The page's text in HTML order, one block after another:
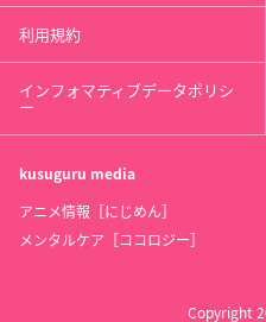
利用規約
インフォマティブデータポリシ
ー
kusuguru media
アニメ情報［にじめん］
メンタルケア［ココロジー］
Copyright